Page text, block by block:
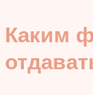
Каким